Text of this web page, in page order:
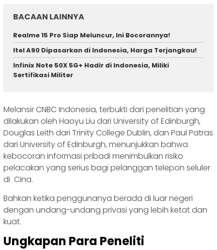
BACAAN LAINNYA
Realme 15 Pro Siap Meluncur, Ini Bocorannya!
Itel A90 Dipasarkan di Indonesia, Harga Terjangkau!
Infinix Note 50X 5G+ Hadir di Indonesia, Miliki
Sertifikasi Militer
Melansir CNBC Indonesia, terbukti dari penelitian yang
dilakukan oleh Haoyu Liu dari University of Edinburgh,
Douglas Leith dari Trinity College Dublin, dan Paul Patras
dari University of Edinburgh, menunjukkan bahwa
kebocoran informasi pribadi menimbulkan risiko
pelacakan yang serius bagi pelanggan telepon seluler
di Cina.
Bahkan ketika penggunanya berada di luar negeri
dengan undang-undang privasi yang lebih ketat dan
kuat.
Ungkapan Para Peneliti